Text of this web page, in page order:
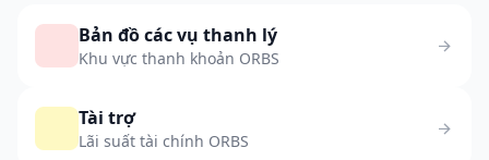
Bản đồ các vụ thanh lý
Khu vực thanh khoản ORBS
Tài trợ
Lãi suất tài chính ORBS